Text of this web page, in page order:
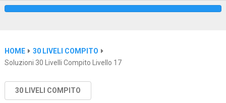
HOME
30 LIVELI COMPITO
Soluzioni 30 Livelli Compito Livello 17
30 LIVELI COMPITO